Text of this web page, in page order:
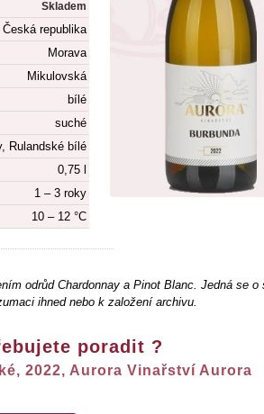
Skladem
Česká republika
Morava
Mikulovská
bílé
suché
Rulandské bílé
0,75 l
1 – 3 roky
10 – 12 °C
odrůd Chardonnay a Pinot Blanc. Jedná se o
ihned nebo k založení archivu.
poradit ?
2022, Aurora Vinařství Aurora